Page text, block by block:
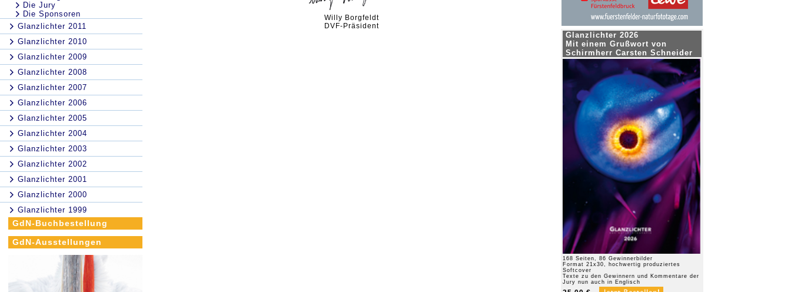
Die Jury
Die Sponsoren
Glanzlichter 2011
Glanzlichter 2010
Glanzlichter 2009
Glanzlichter 2008
Glanzlichter 2007
Glanzlichter 2006
Glanzlichter 2005
Glanzlichter 2004
Glanzlichter 2003
Glanzlichter 2002
Glanzlichter 2001
Glanzlichter 2000
Glanzlichter 1999
GdN-Buchbestellung
GdN-Ausstellungen
Willy Borgfeldt
DVF-Präsident
Glanzlichter 2026
Mit einem Grußwort von
Schirmherr Carsten Schneider
168 Seiten, 86 Gewinnerbilder
Format 21x30, hochwertig produziertes
Softcover
Texte zu den Gewinnern und Kommentare der
Jury nun auch in Englisch